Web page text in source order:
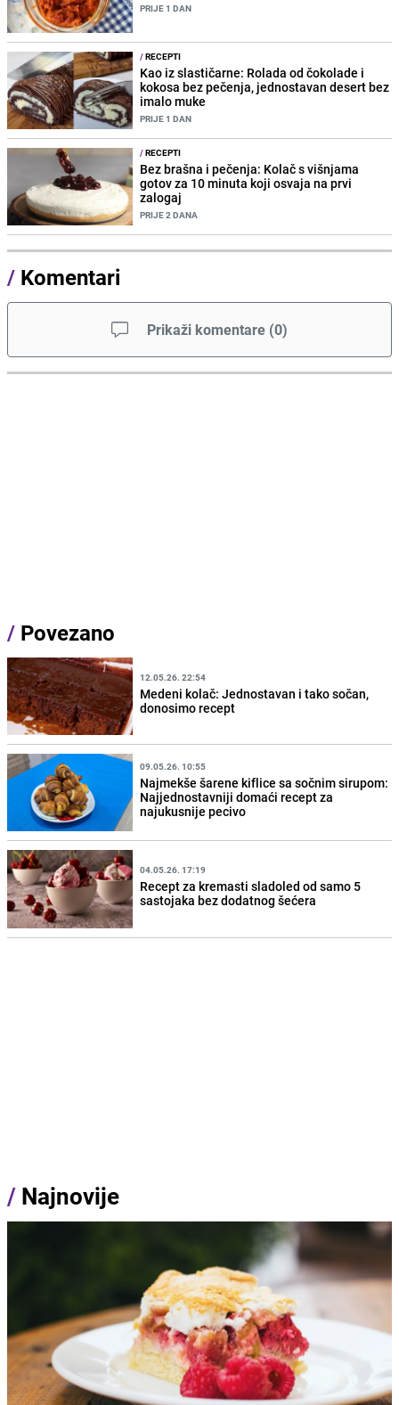
PRIJE 1 DAN
/RECEPTI
Kao iz slastičarne: Rolada od čokolade i
kokosa bez pečenja, jednostavan desert bez
imalo muke
PRIJE 1 DAN
/RECEPTI
Bez brašna i pečenja: Kolač s višnjama
gotov za 10 minuta koji osvaja na prvi
zalogaj
PRIJE 2 DANA
/ Komentari
Prikaži komentare (0)
/ Povezano
12.05.26. 22:54
Medeni kolač: Jednostavan i tako sočan,
donosimo recept
09.05.26. 10:55
Najmekše šarene kiflice sa sočnim sirupom:
Najjednostavniji domaći recept za
najukusnije pecivo
04.05.26. 17:19
Recept za kremasti sladoled od samo 5
sastojaka bez dodatnog šećera
/ Najnovije